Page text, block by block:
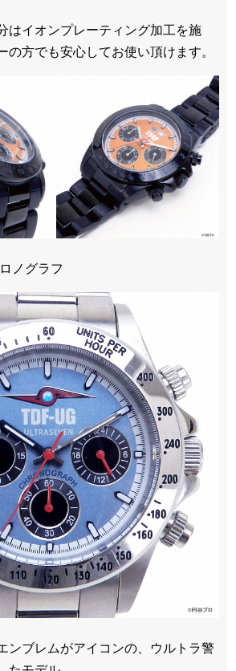
はイオンプレーティング加工を施
の方でも安心してお使い頂けます。
ノグラフ
ンブレムがアイコンの、ウルトラ警